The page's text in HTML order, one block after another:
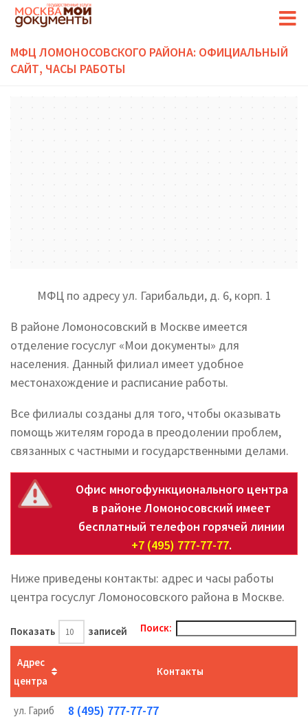
МФЦ ЛОМОНОСОВСКОГО РАЙОНА: ОФИЦИАЛЬНЫЙ
САЙТ, ЧАСЫ РАБОТЫ
МФЦ по адресу ул. Гарибальди, д. 6, корп. 1
В районе Ломоносовский в Москве имеется
отделение госуслуг «Мои документы» для
населения. Данный филиал имеет удобное
местонахождение и расписание работы.
Все филиалы созданы для того, чтобы оказывать
помощь жителям города в преодолении проблем,
связанных с частными и государственными делами.
Офис многофункционального центра
в районе Ломоносовский имеет
бесплатный телефон горячей линии
+7 (495) 777-77-77.
Ниже приведены контакты: адрес и часы работы
центра госуслуг Ломоносовского района в Москве.
Показать записей Поиск:
Адрес
центра
Контакты
ул. Гариб
8 (495) 777-77-77